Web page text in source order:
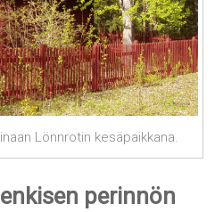
Lönnrotin kesäpaikkana.
perinnön